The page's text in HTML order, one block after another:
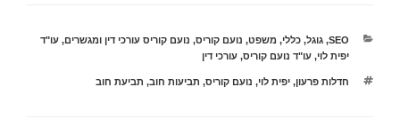
קטגוריות
SEO
,גוגל,כללי, משפט, נועם קוריס, נועם קוריס עורכי דין ומגשרים,עו"ד
יפית לוי,עו"ד נועם קוריס,עורכי דין
תגיות
חדלות פרעון,יפית לוי, נועם קוריס, תביעות חוב, תביעת חוב